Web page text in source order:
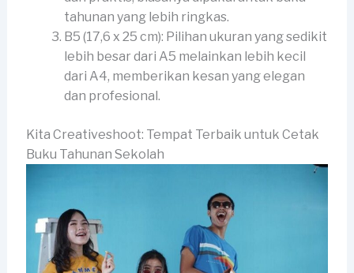
tahunan yang lebih ringkas.
B5 (17,6 x 25 cm): Pilihan ukuran yang sedikit
lebih besar dari A5 melainkan lebih kecil
dari A4, memberikan kesan yang elegan
dan profesional.
Kita Creativeshoot: Tempat Terbaik untuk Cetak
Buku Tahunan Sekolah